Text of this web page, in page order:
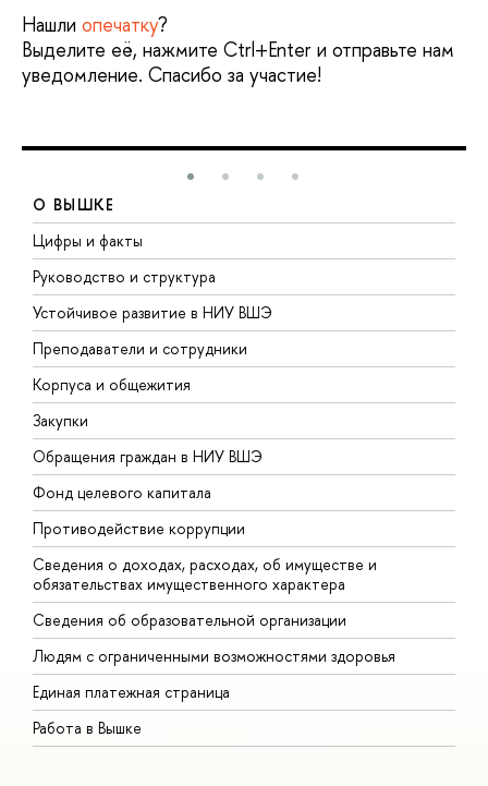
Нашли опечатку?
Выделите её, нажмите Ctrl+Enter и отправьте нам
уведомление. Спасибо за участие!
О ВЫШКЕ
Цифры и факты
Руководство и структура
Устойчивое развитие в НИУ ВШЭ
Преподаватели и сотрудники
Корпуса и общежития
Закупки
Обращения граждан в НИУ ВШЭ
Фонд целевого капитала
Противодействие коррупции
Сведения о доходах, расходах, об имуществе и
обязательствах имущественного характера
Сведения об образовательной организации
Людям с ограниченными возможностями здоровья
Единая платежная страница
Работа в Вышке